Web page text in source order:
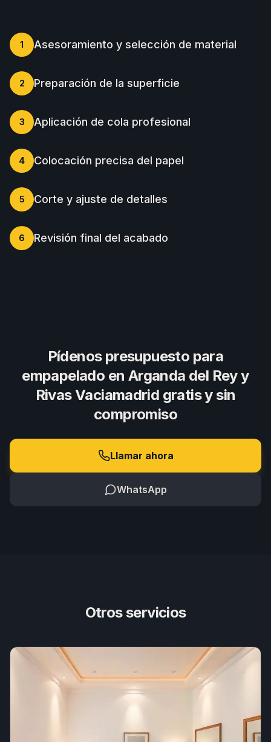
1 Asesoramiento y selección de material
2 Preparación de la superficie
3 Aplicación de cola profesional
4 Colocación precisa del papel
5 Corte y ajuste de detalles
6 Revisión final del acabado
Pídenos presupuesto para
empapelado en Arganda del Rey y
Rivas Vaciamadrid gratis y sin
compromiso
Llamar ahora
WhatsApp
Otros servicios